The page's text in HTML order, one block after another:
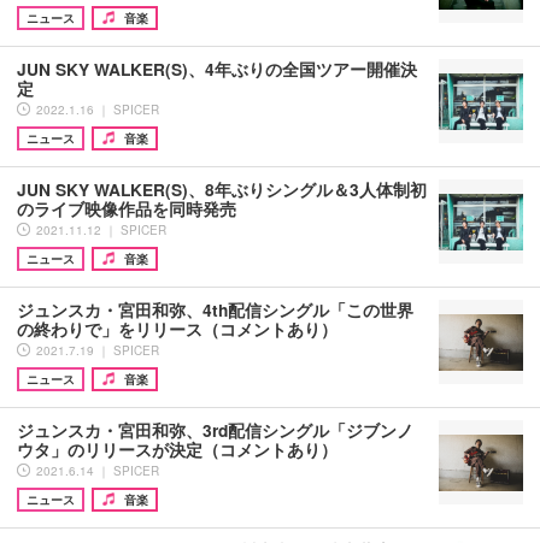
ニュース
音楽
JUN SKY WALKER(S)、4年ぶりの全国ツアー開催決
定
2022.1.16 ｜ SPICER
ニュース
音楽
JUN SKY WALKER(S)、8年ぶりシングル＆3人体制初
のライブ映像作品を同時発売
2021.11.12 ｜ SPICER
ニュース
音楽
ジュンスカ・宮田和弥、4th配信シングル「この世界
の終わりで」をリリース（コメントあり）
2021.7.19 ｜ SPICER
ニュース
音楽
ジュンスカ・宮田和弥、3rd配信シングル「ジブンノ
ウタ」のリリースが決定（コメントあり）
2021.6.14 ｜ SPICER
ニュース
音楽